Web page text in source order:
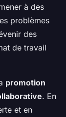
à des
problèmes
des
de travail
promotion
. En
et en